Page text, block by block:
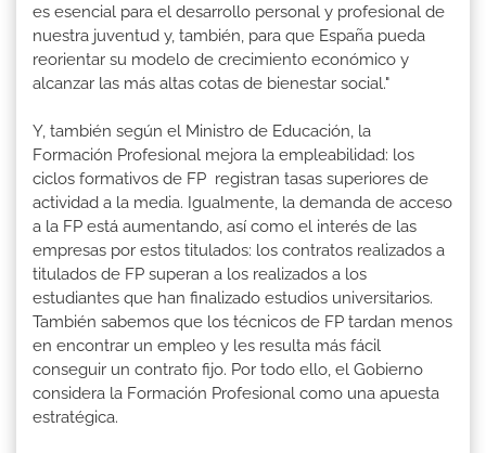
es esencial para el desarrollo personal y profesional de
nuestra juventud y, también, para que España pueda
reorientar su modelo de crecimiento económico y
alcanzar las más altas cotas de bienestar social."
Y, también según el Ministro de Educación, la
Formación Profesional mejora la empleabilidad: los
ciclos formativos de FP registran tasas superiores de
actividad a la media. Igualmente, la demanda de acceso
a la FP está aumentando, así como el interés de las
empresas por estos titulados: los contratos realizados a
titulados de FP superan a los realizados a los
estudiantes que han finalizado estudios universitarios.
También sabemos que los técnicos de FP tardan menos
en encontrar un empleo y les resulta más fácil
conseguir un contrato fijo. Por todo ello, el Gobierno
considera la Formación Profesional como una apuesta
estratégica.